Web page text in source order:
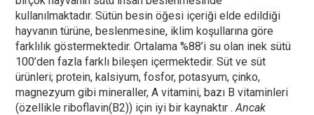
kullanılmaktadır. Sütün besin öğesi içeriği elde edildiği
hayvanın türüne, beslenmesine, iklim koşullarına göre
farklılık göstermektedir. Ortalama %88’i su olan inek sütü
100’den fazla farklı bileşen içermektedir. Süt ve süt
ürünleri; protein, kalsiyum, fosfor, potasyum, çinko,
magnezyum gibi mineraller, A vitamini, bazı B vitaminleri
(özellikle riboflavin(B2)) için iyi bir kaynaktır .Ancak